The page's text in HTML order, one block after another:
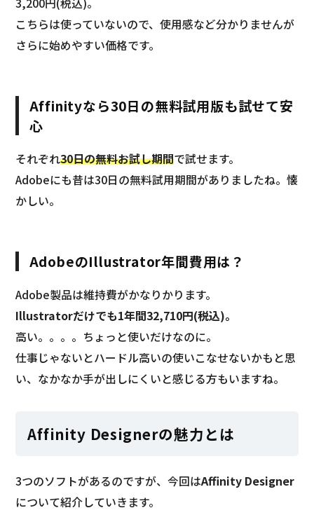
こちらは使っていないので、使用感など分かりませんが
さらに始めやすい価格です。
Affinityなら30日の無料試用版も試せて安
心
それぞれ30日の無料お試し期間で試せます。
Adobeにも昔は30日の無料試用期間がありましたね。懐
かしい。
AdobeのIllustrator年間費用は？
Adobe製品は維持費がかなりかります。
Illustratorだけでも1年間32,710円(税込)。
高い。。。。ちょっと使いだけなのに。
仕事じゃないとハードル高いの使いこなせないかもと思
い、なかなか手が出しにくいと感じる方もいますね。
Affinity Designerの魅力とは
3つのソフトがあるのですが、今回はAffinity Designer
について紹介していきます。